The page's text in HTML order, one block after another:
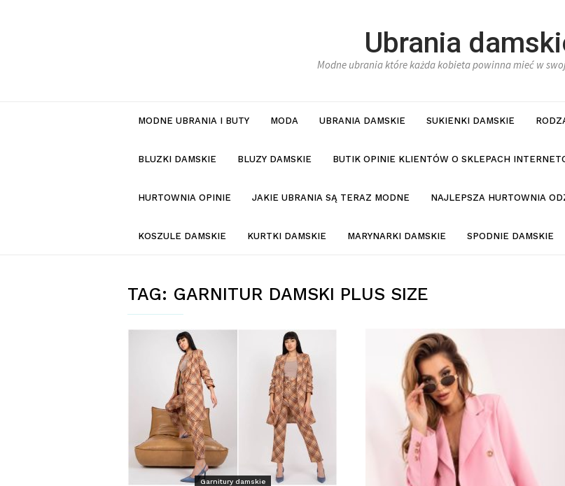
Ubrania
Modne ubrania które każda kobieta powinna mieć w
MODNE UBRANIA I BUTY MODA UBRANIA DAMSKIE SUKIENKI DAMSKIE
BLUZKI DAMSKIE BLUZY DAMSKIE BUTIK OPINIE KLIENTÓW O SKLEPACH
HURTOWNIA OPINIE JAKIE UBRANIA SĄ TERAZ MODNE NAJLEPSZA HURTOWNIA
KOSZULE DAMSKIE KURTKI DAMSKIE MARYNARKI DAMSKIE SPODNIE DAMSKIE
TAG: GARNITUR DAMSKI PLUS SIZE
Garnitury damskie